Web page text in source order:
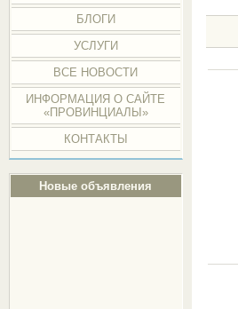
БЛОГИ
УСЛУГИ
ВСЕ НОВОСТИ
ИНФОРМАЦИЯ О САЙТЕ
«ПРОВИНЦИАЛЫ»
КОНТАКТЫ
Новые объявления